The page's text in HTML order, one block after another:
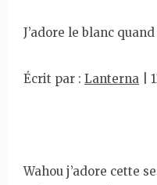
J’adore le blanc
Écrit par : Lanterna |
Wahou j’adore cette